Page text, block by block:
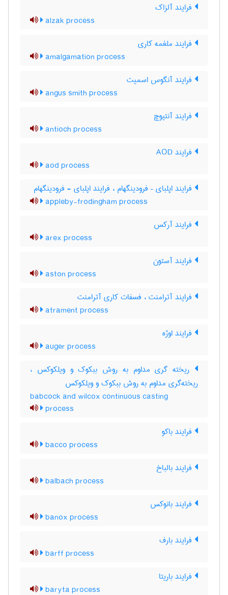
فرایند آلزاک
alzak process
فرایند ملغمه کاری
amalgamation process
فرایند آنگوس اسمیت
angus smith process
فرایند آنتیوچ
antioch process
فرایند AOD
aod process
فرایند اپلبای – فرودینگهام ، فرایند اپلبای - فرودینگهام
appleby-frodingham process
فرایند آرکس
arex process
فرایند آستون
aston process
فرایند آترامنت ، فسفات کاری آترامنت
atrament process
فرایند اوژه
auger process
ریخته گری مداوم به روش ببکوک و ویلکوکس ،
ریخته‌گری مداوم به روش ببکوک و ویلکوکس
babcock and wilcox continuous casting
process
فرایند باکو
bacco process
فرایند بالباخ
balbach process
فرایند بانوکس
banox process
فرایند بارف
barff process
فرایند باریتا
baryta process